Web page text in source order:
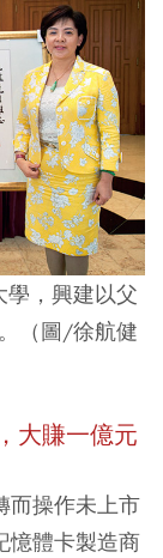
，興建以父
（圖/徐航健
大賺一億元
而操作未上市
憶體卡製造商